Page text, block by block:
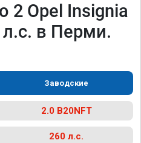
2 Opel Insignia
л.с. в Перми.
Заводские
2.0 B20NFT
260 л.с.